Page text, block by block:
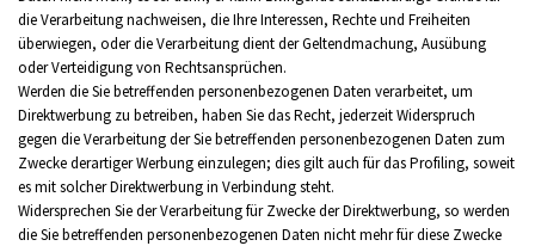
die Verarbeitung nachweisen, die Ihre Interessen, Rechte und Freiheiten
überwiegen, oder die Verarbeitung dient der Geltendmachung, Ausübung
oder Verteidigung von Rechtsansprüchen.
Werden die Sie betreffenden personenbezogenen Daten verarbeitet, um
Direktwerbung zu betreiben, haben Sie das Recht, jederzeit Widerspruch
gegen die Verarbeitung der Sie betreffenden personenbezogenen Daten zum
Zwecke derartiger Werbung einzulegen; dies gilt auch für das Profiling, soweit
es mit solcher Direktwerbung in Verbindung steht.
Widersprechen Sie der Verarbeitung für Zwecke der Direktwerbung, so werden
die Sie betreffenden personenbezogenen Daten nicht mehr für diese Zwecke